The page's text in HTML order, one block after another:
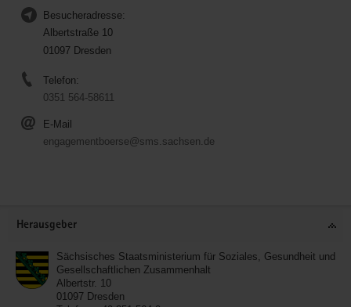
Besucheradresse:
Albertstraße 10
01097 Dresden
Telefon:
0351 564-58611
E-Mail
engagementboerse@sms.sachsen.de
Herausgeber
Sächsisches Staatsministerium für Soziales, Gesundheit und
Gesellschaftlichen Zusammenhalt
Albertstr. 10
01097 Dresden